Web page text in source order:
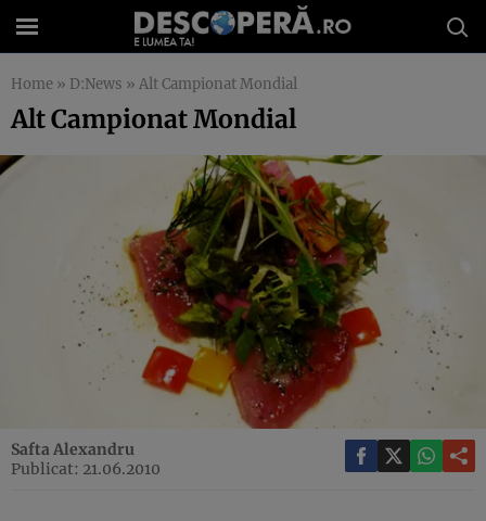
Home » D:News » Alt Campionat Mondial
Alt Campionat Mondial
Safta Alexandru
Publicat: 21.06.2010